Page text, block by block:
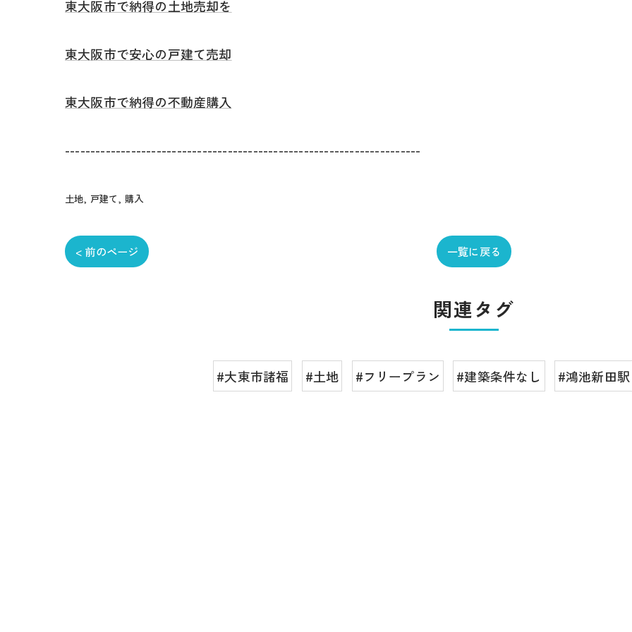
東大阪市で納得の土地売却を
東大阪市で安心の戸建て売却
東大阪市で納得の不動産購入
----------------------------------------------------------------------
土地 戸建て 購入
< 前のページ 一覧に戻る
関連タグ
#大東市諸福 #土地 #フリープラン #建築条件なし #鴻池新田駅